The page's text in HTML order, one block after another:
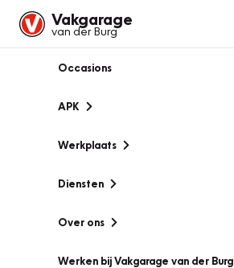
Vakgarage
van der Burg
Occasions
APK
Werkplaats
Diensten
Over ons
Werken bij Vakgarage van der Burg